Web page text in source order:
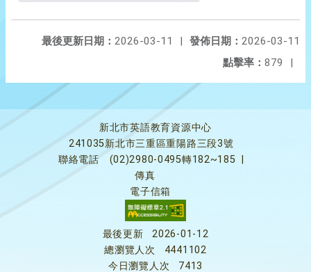
發佈日期： 2026-03-11
最後更新日期： 2026-03-11
|
點擊率： 879 |
新北市英語教育資源中心
241035新北市三重區重陽路三段3號
聯絡電話
(02)2980-0495轉182~185
傳真
電子信箱
最後更新
2026-01-12
總瀏覽人次
4441102
今日瀏覽人次
7413